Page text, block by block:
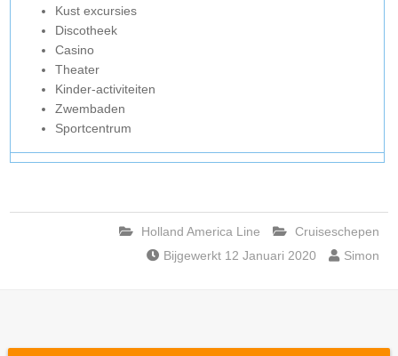
Kust excursies
Discotheek
Casino
Theater
Kinder-activiteiten
Zwembaden
Sportcentrum
Holland America Line
Cruiseschepen
Bijgewerkt 12 Januari 2020
Simon